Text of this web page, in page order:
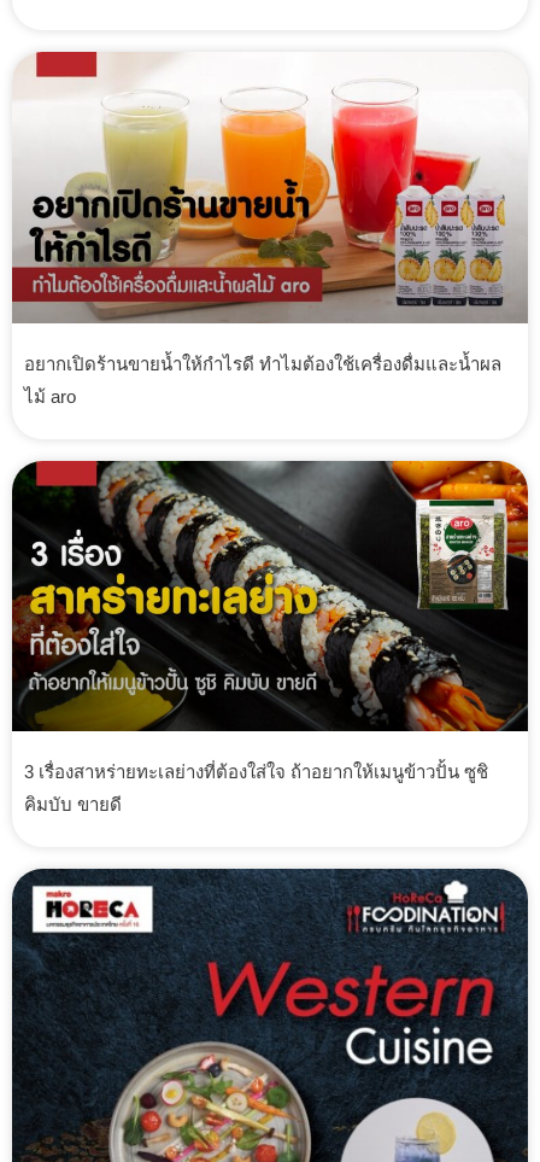
อยากเปิดร้านขายน้ำให้กำไรดี ทำไมต้องใช้เครื่องดื่มและน้ำผล
ไม้ aro
3 เรื่องสาหร่ายทะเลย่างที่ต้องใส่ใจ ถ้าอยากให้เมนูข้าวปั้น ซูชิ
คิมบับ ขายดี